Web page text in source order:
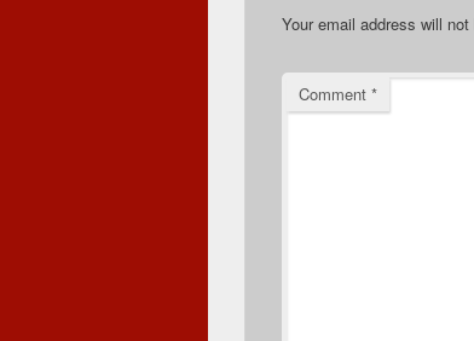
Your email address will
Comment *